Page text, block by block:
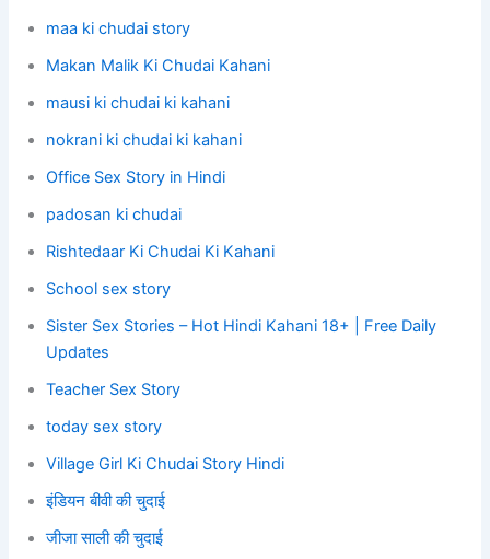
maa ki chudai story
Makan Malik Ki Chudai Kahani
mausi ki chudai ki kahani
nokrani ki chudai ki kahani
Office Sex Story in Hindi
padosan ki chudai
Rishtedaar Ki Chudai Ki Kahani
School sex story
Sister Sex Stories – Hot Hindi Kahani 18+ | Free Daily
Updates
Teacher Sex Story
today sex story
Village Girl Ki Chudai Story Hindi
इंडियन बीवी की चुदाई
जीजा साली की चुदाई